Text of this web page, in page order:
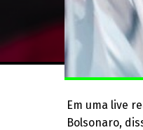
Em uma live
Bolsonaro,